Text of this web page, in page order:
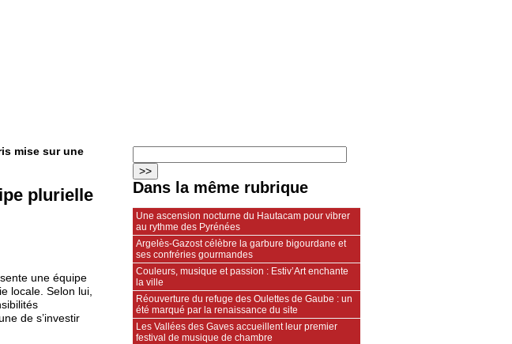
mise sur une
plurielle
une équipe
locale. Selon lui,
de s’investir
Dans la même rubrique
Une ascension nocturne du Hautacam pour vibrer
au rythme des Pyrénées
Argelès-Gazost célèbre la garbure bigourdane et
ses confréries gourmandes
Couleurs, musique et passion : Estiv’Art enchante
la ville
Réouverture du refuge des Oulettes de Gaube : un
été marqué par la renaissance du site
Les Vallées des Gaves accueillent leur premier
festival de musique de chambre